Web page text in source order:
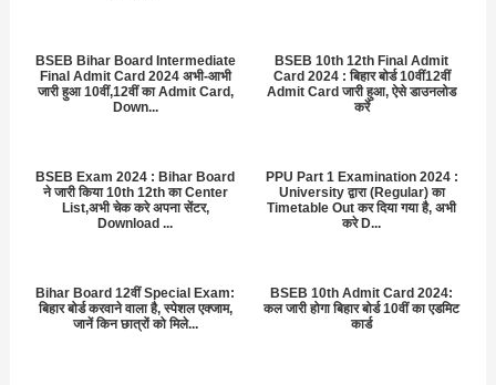
BSEB Bihar Board Intermediate
Final Admit Card 2024 अभी-आभी
जारी हुआ 10वीं,12वीं का Admit Card,
Down...
BSEB 10th 12th Final Admit
Card 2024 : बिहार बोर्ड 10वीं12वीं
Admit Card जारी हुआ, ऐसे डाउनलोड
करें
BSEB Exam 2024 : Bihar Board
ने जारी किया 10th 12th का Center
List,अभी चेक करे अपना सेंटर,
Download ...
PPU Part 1 Examination 2024 :
University द्वारा (Regular) का
Timetable Out कर दिया गया है, अभी
करे D...
Bihar Board 12वीं Special Exam:
बिहार बोर्ड करवाने वाला है, स्पेशल एक्जाम,
जानें किन छात्रों को मिले...
BSEB 10th Admit Card 2024:
कल जारी होगा बिहार बोर्ड 10वीं का एडमिट
कार्ड